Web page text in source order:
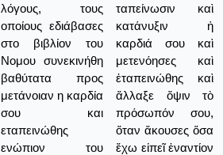
λόγους, τους
οποίους εδιάβασες
στο βιβλίον του
Νομου συνεκινήθη
βαθύτατα προς
μετάνοιαν η καρδία
σου και
εταπεινώθης
ενώπιον του
ταπείνωσιν καὶ
κατάνυξιν ἡ
καρδιά σου καὶ
μετενόησες καὶ
ἐταπεινώθης καὶ
ἄλλαξε ὄψιν τὸ
πρόσωπόν σου,
ὅταν ἄκουσες ὅσα
ἔχω εἰπεῖ ἐναντίον